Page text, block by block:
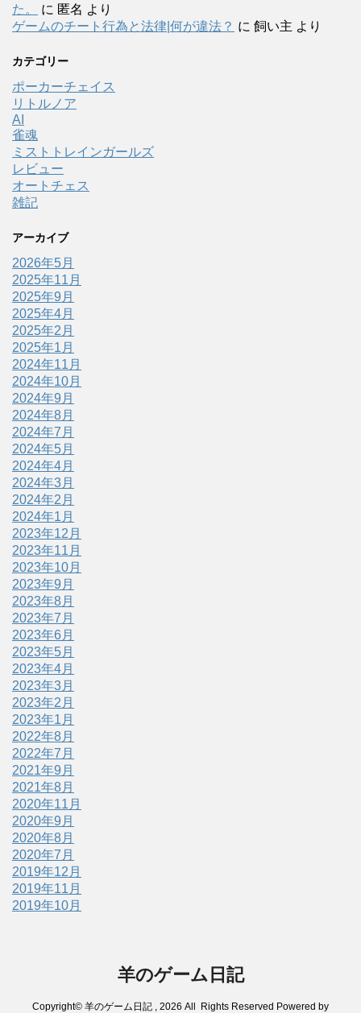
た。
に 匿名 より
ゲームのチート行為と法律|何が違法？ に 飼い主 より
カテゴリー
ポーカーチェイス
リトルノア
AI
雀魂
ミストトレインガールズ
レビュー
オートチェス
雑記
アーカイブ
2026年5月
2025年11月
2025年9月
2025年4月
2025年2月
2025年1月
2024年11月
2024年10月
2024年9月
2024年8月
2024年7月
2024年5月
2024年4月
2024年3月
2024年2月
2024年1月
2023年12月
2023年11月
2023年10月
2023年9月
2023年8月
2023年7月
2023年6月
2023年5月
2023年4月
2023年3月
2023年2月
2023年1月
2022年8月
2022年7月
2021年9月
2021年8月
2020年11月
2020年9月
2020年8月
2020年7月
2019年12月
2019年11月
2019年10月
羊のゲーム日記
Copyright© 羊のゲーム日記 , 2026 All Rights Reserved Powered by